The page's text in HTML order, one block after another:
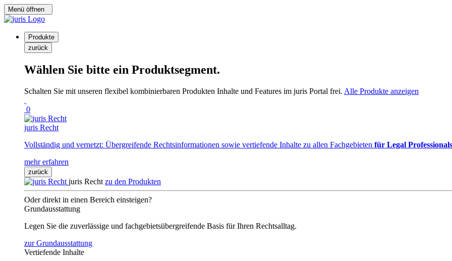
Menü öffnen
Produkte
zurück
Wählen Sie bitte ein Produktsegment.
Schalten Sie mit unseren flexibel kombinierbaren Produkten Inhalte und Features im juris Portal frei. Alle Produkte anzeigen
0
juris Recht
Vollständig und vernetzt: Übergreifende Rechtsinformationen sowie vertiefende Inhalte zu allen Fachgebieten für Legal Professionals
mehr erfahren
zurück
juris Recht zu den Produkten
Oder direkt in einen Bereich einsteigen?
Grundausstattung
Legen Sie die zuverlässige und fachgebietsübergreifende Basis für Ihren Rechtsalltag.
zur Grundausstattung
Vertiefende Inhalte